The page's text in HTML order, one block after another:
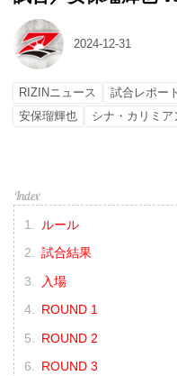
2024-12-31
RIZINニュース 試合レポート
安保瑠輝也
シナ・カリミア
ルール
試合結果
入場
ROUND 1
ROUND 2
ROUND 3